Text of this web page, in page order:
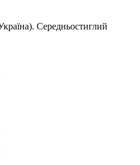
Середньостиглий